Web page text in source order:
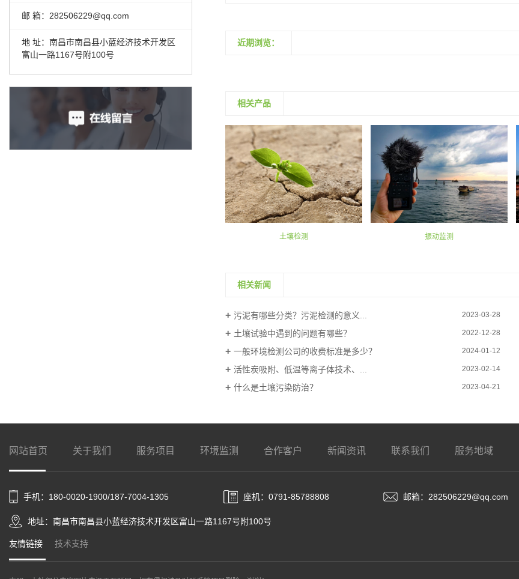
邮 箱：282506229@qq.com
地 址：南昌市南昌县小蓝经济技术开发区
富山一路1167号附100号
近期浏览：
相关产品
土壤检测 振动监测
相关新闻
污泥有哪些分类？污泥检测的意义... 2023-03-28
土壤试验中遇到的问题有哪些？ 2022-12-28
一般环境检测公司的收费标准是多少？ 2024-01-12
活性炭吸附、低温等离子体技术、... 2023-02-14
什么是土壤污染防治？ 2023-04-21
网站首页 关于我们 服务项目 环境监测 合作客户 新闻资讯 联系我们 服务地域
手机：180-0020-1900/187-7004-1305 座机：0791-85788808 邮箱：282506229@qq.com
地址：南昌市南昌县小蓝经济技术开发区富山一路1167号附100号
友情链接 技术支持